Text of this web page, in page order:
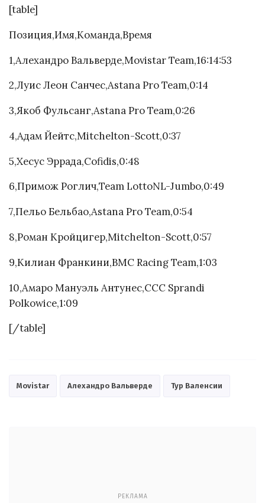
[table]
Позиция,Имя,Команда,Время
1,Алехандро Вальверде,Movistar Team,16:14:53
2,Луис Леон Санчес,Astana Pro Team,0:14
3,Якоб Фульсанг,Astana Pro Team,0:26
4,Адам Йейтс,Mitchelton-Scott,0:37
5,Хесус Эррада,Cofidis,0:48
6,Примож Роглич,Team LottoNL-Jumbo,0:49
7,Пельо Бельбао,Astana Pro Team,0:54
8,Роман Кройцигер,Mitchelton-Scott,0:57
9,Килиан Франкини,BMC Racing Team,1:03
10,Амаро Мануэль Антунес,CCC Sprandi
Polkowice,1:09
[/table]
Movistar Алехандро Вальверде Тур Валенсии
РЕКЛАМА